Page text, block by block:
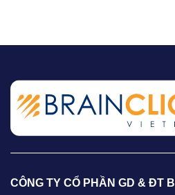
CÔNG TY CỔ PHẦN GD & ĐT